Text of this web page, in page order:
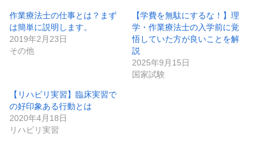
作業療法士の仕事とは？まず
は簡単に説明します。
2019年2月23日
その他
【学費を無駄にするな！】理
学・作業療法士の入学前に覚
悟していた方が良いことを解
説
2025年9月15日
国家試験
【リハビリ実習】臨床実習で
の好印象ある行動とは
2020年4月18日
リハビリ実習